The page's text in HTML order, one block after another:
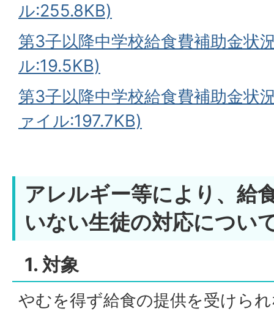
ル:255.8KB)
第3子以降中学校給食費補助金状
ル:19.5KB)
第3子以降中学校給食費補助金状
ァイル:197.7KB)
アレルギー等により、給
いない生徒の対応につい
1. 対象
やむを得ず給食の提供を受けら